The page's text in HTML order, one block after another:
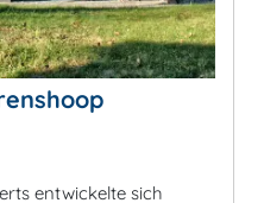
entwickelte sich